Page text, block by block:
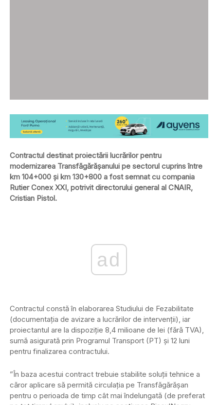
Contractul destinat proiectării lucrărilor pentru
modernizarea Transfăgărășanului pe sectorul cuprins între
km 104+000 și km 130+800 a fost semnat cu compania
Rutier Conex XXI, potrivit directorului general al CNAIR,
Cristian Pistol.
ad
Contractul constă în elaborarea Studiului de Fezabilitate
(documentația de avizare a lucrărilor de intervenții), iar
proiectantul are la dispoziție 8,4 milioane de lei (fără TVA),
sumă asigurată prin Programul Transport (PT) și 12 luni
pentru finalizarea contractului.
”În baza acestui contract trebuie stabilite soluții tehnice a
căror aplicare să permită circulația pe Transfăgărășan
pentru o perioada de timp cât mai îndelungată (de preferat